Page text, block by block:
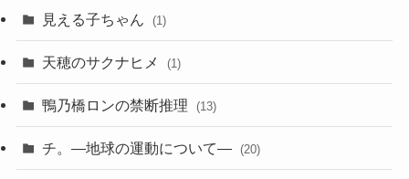
見える子ちゃん (1)
天穂のサクナヒメ (1)
鴨乃橋ロンの禁断推理 (13)
チ。―地球の運動について― (20)